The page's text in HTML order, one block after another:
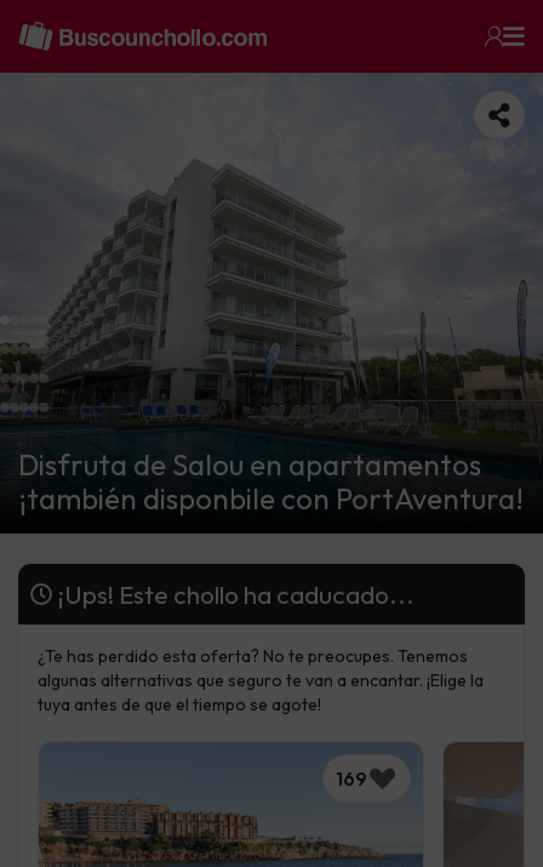
Disfruta de Salou en apartamentos
¡también disponbile con PortAventura!
¡Ups! Este chollo ha caducado...
¿Te has perdido esta oferta? No te preocupes. Tenemos
algunas alternativas que seguro te van a encantar. ¡Elige la
tuya antes de que el tiempo se agote!
169